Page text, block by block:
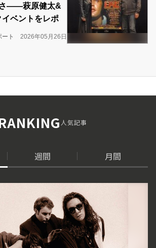
――萩原健太&
ベントをレポ
ト 2026年05月26日
人気記事
週間 月間